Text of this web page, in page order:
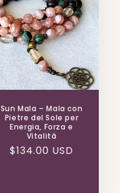
Sun Mala – Mala con
Pietre del Sole per
Energia, Forza e
Vitalità
Prezzo
$134.00 USD